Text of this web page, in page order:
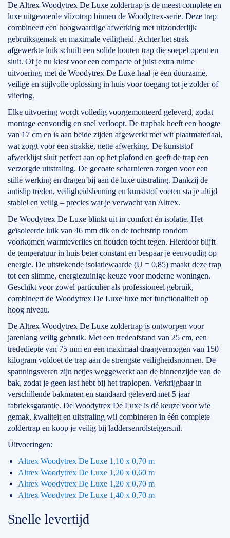
De Altrex Woodytrex De Luxe zoldertrap is de meest complete en
luxe uitgevoerde vlizotrap binnen de Woodytrex-serie. Deze trap
combineert een hoogwaardige afwerking met uitzonderlijk
gebruiksgemak en maximale veiligheid. Achter het strak
afgewerkte luik schuilt een solide houten trap die soepel opent en
sluit. Of je nu kiest voor een compacte of juist extra ruime
uitvoering, met de Woodytrex De Luxe haal je een duurzame,
veilige en stijlvolle oplossing in huis voor toegang tot je zolder of
vliering.
Elke uitvoering wordt volledig voorgemonteerd geleverd, zodat
montage eenvoudig en snel verloopt. De trapbak heeft een hoogte
van 17 cm en is aan beide zijden afgewerkt met wit plaatmateriaal,
wat zorgt voor een strakke, nette afwerking. De kunststof
afwerklijst sluit perfect aan op het plafond en geeft de trap een
verzorgde uitstraling. De gecoate scharnieren zorgen voor een
stille werking en dragen bij aan de luxe uitstraling. Dankzij de
antislip treden, veiligheidsleuning en kunststof voeten sta je altijd
stabiel en veilig – precies wat je verwacht van Altrex.
De Woodytrex De Luxe blinkt uit in comfort én isolatie. Het
geïsoleerde luik van 46 mm dik en de tochtstrip rondom
voorkomen warmteverlies en houden tocht tegen. Hierdoor blijft
de temperatuur in huis beter constant en bespaar je eenvoudig op
energie. De uitstekende isolatiewaarde (U = 0,85) maakt deze trap
tot een slimme, energiezuinige keuze voor moderne woningen.
Geschikt voor zowel particulier als professioneel gebruik,
combineert de Woodytrex De Luxe luxe met functionaliteit op
hoog niveau.
De Altrex Woodytrex De Luxe zoldertrap is ontworpen voor
jarenlang veilig gebruik. Met een tredeafstand van 25 cm, een
tredediepte van 75 mm en een maximaal draagvermogen van 150
kilogram voldoet de trap aan de strengste veiligheidsnormen. De
spanningsveren zijn netjes weggewerkt aan de binnenzijde van de
bak, zodat je geen last hebt bij het traplopen. Verkrijgbaar in
verschillende bakmaten en standaard geleverd met 5 jaar
fabrieksgarantie. De Woodytrex De Luxe is dé keuze voor wie
gemak, kwaliteit en uitstraling wil combineren in één complete
zoldertrap en koop je veilig bij laddersenrolsteigers.nl.
Uitvoeringen:
Altrex Woodytrex De Luxe 1,10 x 0,70 m
Altrex Woodytrex De Luxe 1,20 x 0,60 m
Altrex Woodytrex De Luxe 1,20 x 0,70 m
Altrex Woodytrex De Luxe 1,40 x 0,70 m
Snelle levertijd